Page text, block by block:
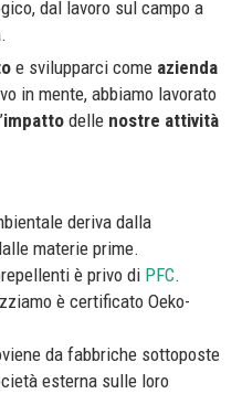
dal lavoro sul campo a
e svilupparci come azienda
in mente, abbiamo lavorato
impatto delle nostre attività
deriva dalla
materie prime.
è privo di PFC.
è certificato Oeko-
da fabbriche sottoposte
esterna sulle loro